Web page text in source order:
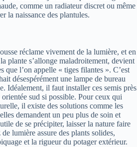
comme un radiateur discret ou même
la naissance des plantules.
réclame vivement de la lumière, et en
plante s’allonge maladroitement, devient
que l’on appelle « tiges filantes ». C’est
désespérément une lampe de bureau
Idéalement, il faut installer ces semis près
sud si possible. Pour ceux qui
il existe des solutions comme les
demandent un peu plus de soin et
de se précipiter, laisser la nature faire
lumière assure des plants solides,
et la rigueur du potager extérieur.